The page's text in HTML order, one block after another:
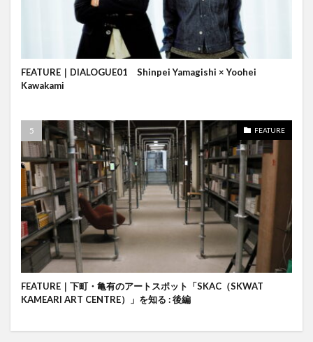
FEATURE｜DIALOGUE01 Shinpei Yamagishi × Yoohei
Kawakami
FEATURE
FEATURE｜下町・亀有のアートスポット「SKAC（SKWAT
KAMEARI ART CENTRE）」を知る : 後編